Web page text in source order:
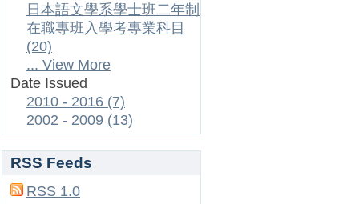
日本語文學系學士班二年制
在職專班入學考專業科目
(20)
... View More
Date Issued
2010 - 2016 (7)
2002 - 2009 (13)
RSS Feeds
RSS 1.0